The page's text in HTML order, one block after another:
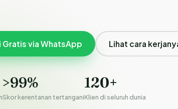
Gratis via WhatsApp Lihat cara
>99%
Skor kerentanan tertangani
120+
Klien di seluruh dunia